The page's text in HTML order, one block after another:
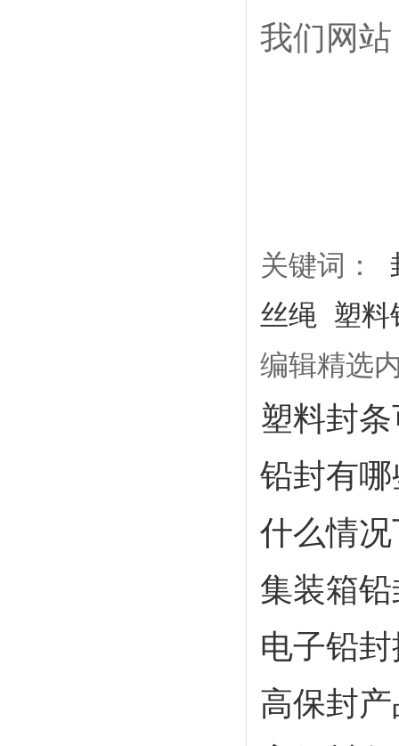
我们网
关键词：
丝绳 塑
编辑精选
塑料封
铅封有
什么情
集装箱
电子铅
高保封